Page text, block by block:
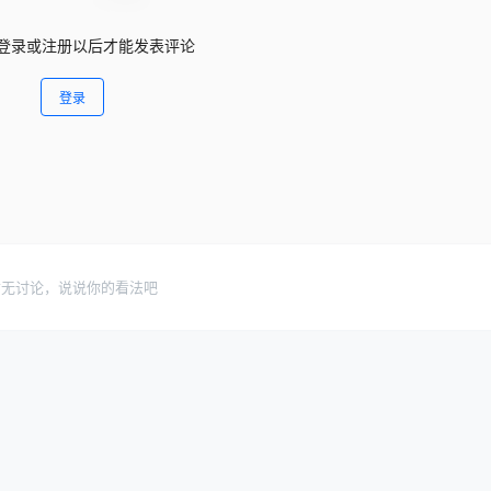
录或注册以后才能发表评论
登录
讨论，说说你的看法吧